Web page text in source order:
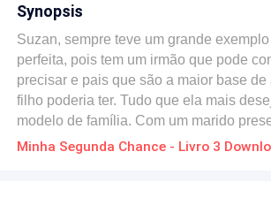
Synopsis
Suzan, sempre teve um grande
perfeita, pois tem um irmão que pode
precisar e pais que são a maior base
filho poderia ter. Tudo que ela mais
modelo de família. Com um marido
compreensivo e filhos que se ajudam.